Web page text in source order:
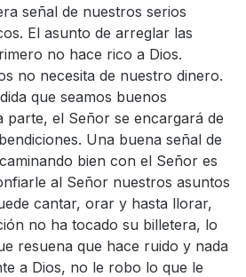
señal de nuestros serios
El asunto de arreglar las
no hace rico a Dios.
no necesita de nuestro dinero.
que seamos buenos
parte, el Señor se encargará de
Una buena señal de
bien con el Señor es
al Señor nuestros asuntos
cantar, orar y hasta llorar,
no ha tocado su billetera, lo
resuena que hace ruido y nada
a Dios, no le robo lo que le